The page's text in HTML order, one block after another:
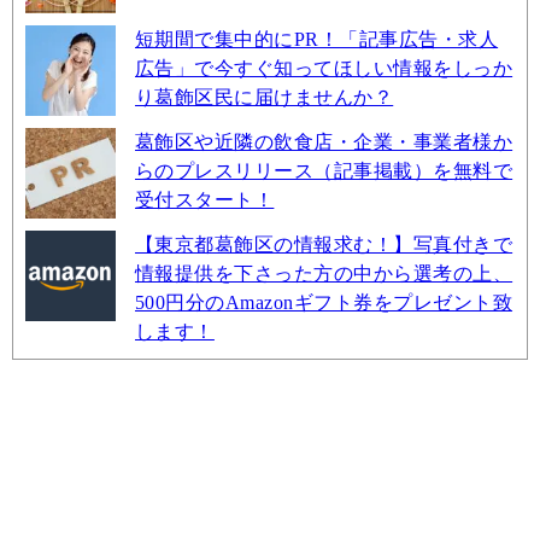
短期間で集中的にPR！「記事広告・求人
広告」で今すぐ知ってほしい情報をしっか
り葛飾区民に届けませんか？
葛飾区や近隣の飲食店・企業・事業者様か
らのプレスリリース（記事掲載）を無料で
受付スタート！
【東京都葛飾区の情報求む！】写真付きで
情報提供を下さった方の中から選考の上、
500円分のAmazonギフト券をプレゼント致
します！